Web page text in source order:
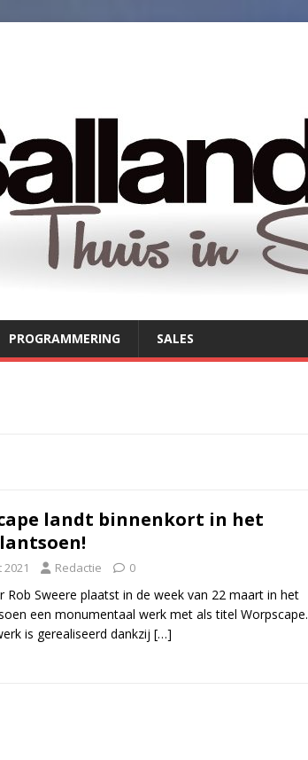
PROGRAMMERING SALES
landt binnenkort in het
2021 Redactie 0
Rob Sweere plaatst in de week van 22 maart in het
een monumentaal werk met als titel Worpscape.
is gerealiseerd dankzij […]